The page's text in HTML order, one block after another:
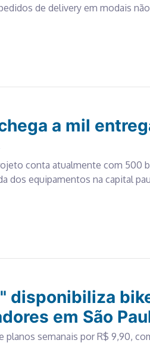
de delivery em modais
a mil
conta atualmente com 500
dos equipamentos na capital
disponibiliza
em São
semanais por R$ 9,90,